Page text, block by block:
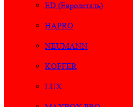
ED (Евродеталь)
HAPRO
NEUMANN
KOFFER
LUX